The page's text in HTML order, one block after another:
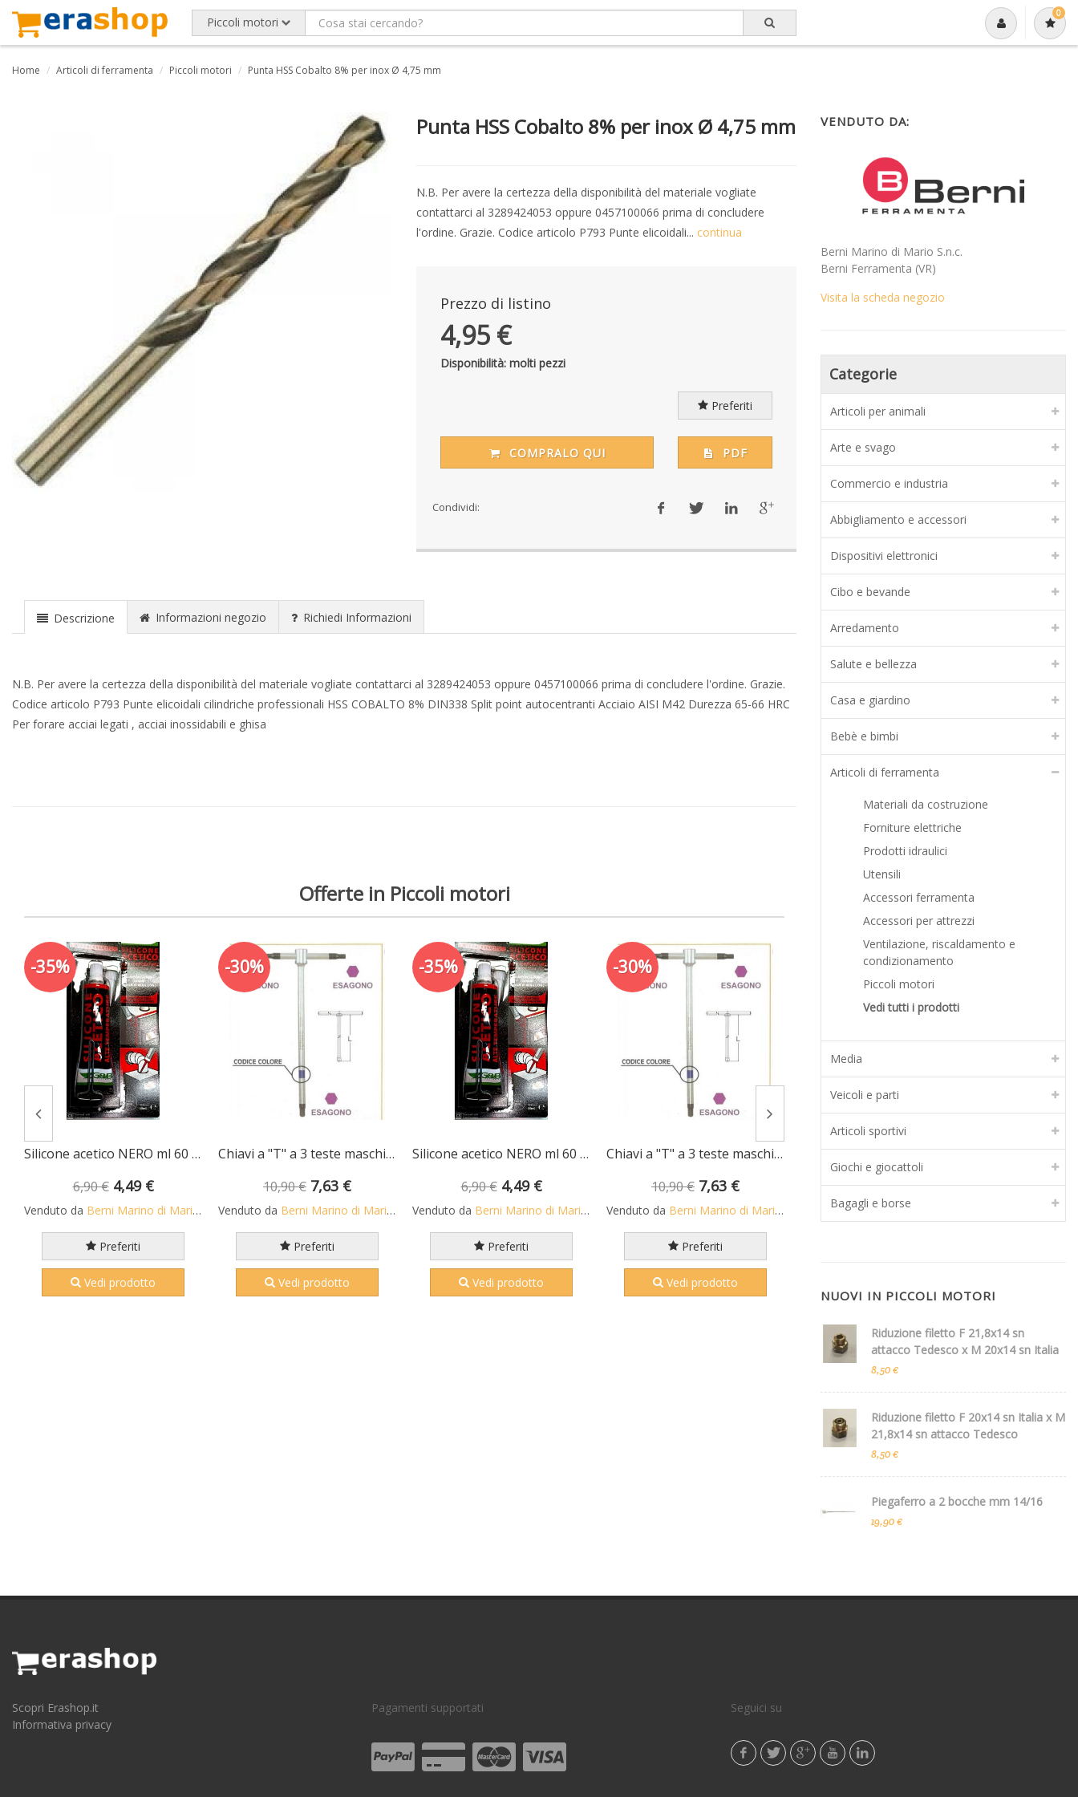
Piccoli motori
0
Home Articoli di ferramenta Piccoli motori Punta HSS Cobalto 8% per inox Ø 4,75 mm
Punta HSS Cobalto 8% per inox Ø 4,75 mm
N.B. Per avere la certezza della disponibilità del materiale vogliate
contattarci al 3289424053 oppure 0457100066 prima di concludere
l'ordine. Grazie. Codice articolo P793 Punte elicoidali... continua
Prezzo di listino
4,95 €
Disponibilità: molti pezzi
Preferiti
COMPRALO QUI PDF
Condividi:
Descrizione Informazioni negozio Richiedi Informazioni
N.B. Per avere la certezza della disponibilità del materiale vogliate contattarci al 3289424053 oppure 0457100066 prima di concludere l'ordine. Grazie.
Codice articolo P793 Punte elicoidali cilindriche professionali HSS COBALTO 8% DIN338 Split point autocentranti Acciaio AISI M42 Durezza 65-66 HRC
Per forare acciai legati , acciai inossidabili e ghisa
Offerte in Piccoli motori
-35%
Silicone acetico NERO ml 60 per alte temperature fino a +260 C
6,90 € 4,49 €
Venduto da Berni Marino di Mario S.n.c.
Preferiti
Vedi prodotto
-30%
Chiavi a "T" a 3 teste maschio esagonali mm 3 con asta scorrevole • chrom vanadium FERMEC
10,90 € 7,63 €
Venduto da Berni Marino di Mario S.n.c.
Preferiti
Vedi prodotto
-35%
Silicone acetico NERO ml 60 per alte temperature fino a +260 C
6,90 € 4,49 €
Venduto da Berni Marino di Mario S.n.c.
Preferiti
Vedi prodotto
-30%
Chiavi a "T" a 3 teste maschio esagonali mm 3 con asta scorrevole • chrom vanadium FERMEC
10,90 € 7,63 €
Venduto da Berni Marino di Mario S.n.c.
Preferiti
Vedi prodotto
Silicone acetico NERO ml 60 per alte temperature fino a +260 C
6,90 € 4,49 €
Venduto daBerni Marino di Mario S.n.c.
10,90
Venduto da
VENDUTO DA:
Berni Marino di Mario S.n.c.
Berni Ferramenta (VR)
Visita la scheda negozio
Categorie
Articoli per animali
Arte e svago
Commercio e industria
Abbigliamento e accessori
Dispositivi elettronici
Cibo e bevande
Arredamento
Salute e bellezza
Casa e giardino
Bebè e bimbi
Articoli di ferramenta
Materiali da costruzione
Forniture elettriche
Prodotti idraulici
Utensili
Accessori ferramenta
Accessori per attrezzi
Ventilazione, riscaldamento e
condizionamento
Piccoli motori
Vedi tutti i prodotti
Media
Veicoli e parti
Articoli sportivi
Giochi e giocattoli
Bagagli e borse
NUOVI IN PICCOLI MOTORI
Riduzione filetto F 21,8x14 sn
attacco Tedesco x M 20x14 sn Italia
8,50 €
Riduzione filetto F 20x14 sn Italia x M
21,8x14 sn attacco Tedesco
8,50 €
Piegaferro a 2 bocche mm 14/16
19,90 €
Scopri Erashop.it
Informativa privacy
Pagamenti supportati Seguici su